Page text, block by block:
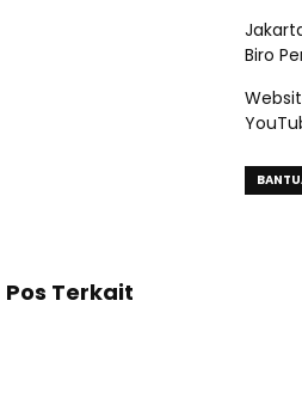
Biro
Pos Terkait